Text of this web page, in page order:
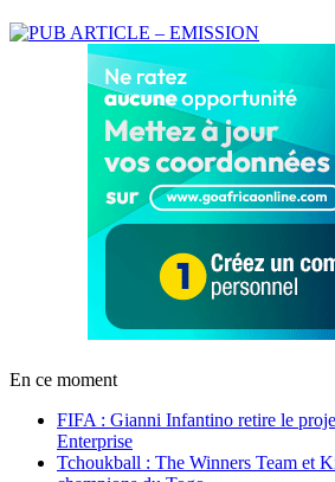
En ce moment
FIFA : Gianni Infantino retire le
Enterprise
Tchoukball : The Winners Team et